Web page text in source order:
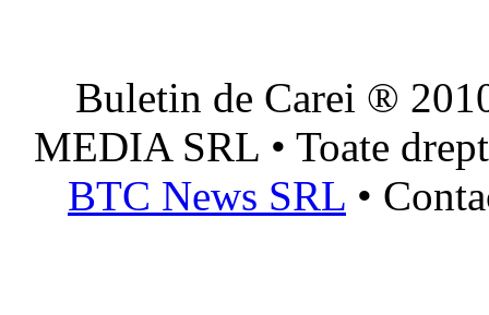
Buletin de Carei ®
MEDIA SRL • Toate
BTC News SRL •